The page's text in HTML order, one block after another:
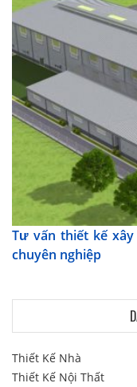
Tư vấn thiết kế
chuyên nghiệp
Thiết Kế Nhà
Thiết Kế Nội Thất